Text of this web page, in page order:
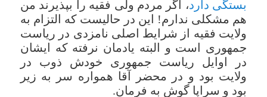
بستگی دارد، اگر مردم ولی فقیه را بپذیرند من
هم مشکلی ندارم! این در حالیست که التزام به
ولایت فقیه از شرایط اصلی نامزدی در ریاست
جمهوری است و البته یادمان نرفته که ایشان
در اوایل ریاست جمهوری خودش ذوب در
ولایت بود و در محضر آقا همواره سر به زیر
بود و سراپا گوش به فرمان.